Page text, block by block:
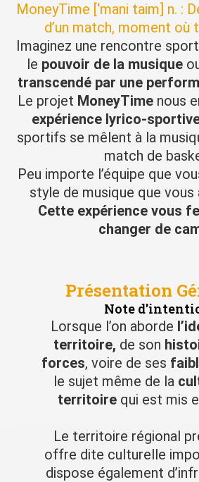
MoneyTime [‘mani taim] n. :
d’un match, moment où
Imaginez une rencontre
le pouvoir de la musique
transcendé par une
Le projet MoneyTime nous
expérience lyrico-
sportifs se mêlent à la
match de
Peu importe l’équipe que
style de musique que
Cette expérience vous
changer de
Présentation
Note
Lorsque l’on aborde
territoire, de son
forces, voire de ses
le sujet même de la
territoirequi est mis
Le territoire régional
offre dite culturelle
dispose également